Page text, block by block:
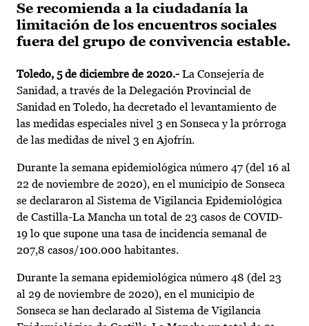
Se recomienda a la ciudadanía la
limitación de los encuentros sociales
fuera del grupo de convivencia estable.
Toledo, 5 de diciembre de 2020.- La Consejería de
Sanidad, a través de la Delegación Provincial de
Sanidad en Toledo, ha decretado el levantamiento de
las medidas especiales nivel 3 en Sonseca y la prórroga
de las medidas de nivel 3 en Ajofrín.
Durante la semana epidemiológica número 47 (del 16 al
22 de noviembre de 2020), en el municipio de Sonseca
se declararon al Sistema de Vigilancia Epidemiológica
de Castilla-La Mancha un total de 23 casos de COVID-
19 lo que supone una tasa de incidencia semanal de
207,8 casos/100.000 habitantes.
Durante la semana epidemiológica número 48 (del 23
al 29 de noviembre de 2020), en el municipio de
Sonseca se han declarado al Sistema de Vigilancia